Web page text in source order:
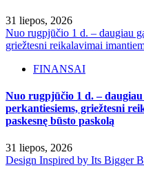
31 liepos, 2026
Nuo rugpjūčio 1 d. – daugiau
griežtesni reikalavimai
FINANSAI
Nuo rugpjūčio 1 d. –
perkantiesiems, griežtesni
paskesnę būsto paskolą
31 liepos, 2026
Design Inspired by Its Bigger